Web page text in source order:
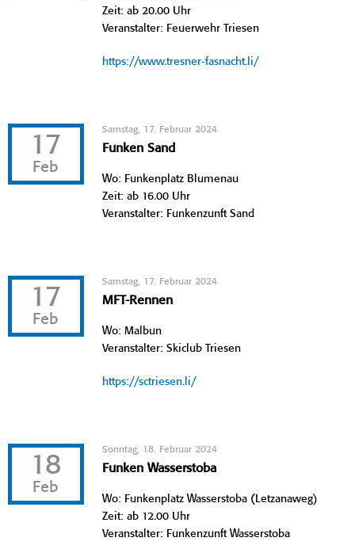
Zeit: ab 20.00 Uhr
Veranstalter: Feuerwehr Triesen
https://www.tresner-fasnacht.li/
17
Feb
Samstag, 17. Februar 2024
Funken Sand
Wo: Funkenplatz Blumenau
Zeit: ab 16.00 Uhr
Veranstalter: Funkenzunft Sand
17
Feb
Samstag, 17. Februar 2024
MFT-Rennen
Wo: Malbun
Veranstalter: Skiclub Triesen
https://sctriesen.li/
18
Feb
Sonntag, 18. Februar 2024
Funken Wasserstoba
Wo: Funkenplatz Wasserstoba (Letzanaweg)
Zeit: ab 12.00 Uhr
Veranstalter: Funkenzunft Wasserstoba